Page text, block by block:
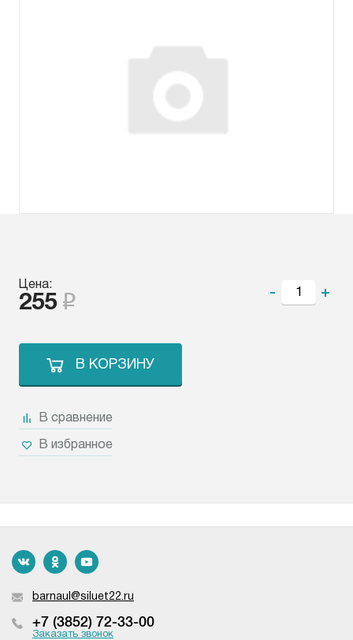
Цена:
255
- +
В КОРЗИНУ
В сравнение
В избранное
barnaul@siluet22.ru
+7 (3852) 72-33-00
Заказать звонок